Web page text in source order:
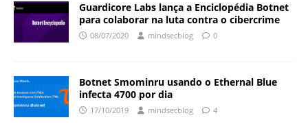
Guardicore Labs lança a Enciclopédia Botnet
para colaborar na luta contra o cibercrime
08/07/2020 mindsecblog 0
Botnet Smominru usando o Ethernal Blue
infecta 4700 por dia
17/10/2019 mindsecblog 4